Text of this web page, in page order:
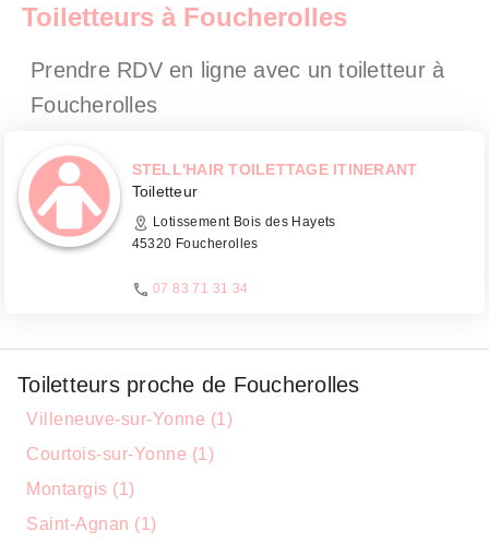
Toiletteurs à Foucherolles
Prendre RDV en ligne avec un toiletteur à
Foucherolles
STELL'HAIR TOILETTAGE ITINERANT
Toiletteur
Lotissement Bois des Hayets
45320 Foucherolles
07 83 71 31 34
Toiletteurs proche de Foucherolles
Villeneuve-sur-Yonne (1)
Courtois-sur-Yonne (1)
Montargis (1)
Saint-Agnan (1)